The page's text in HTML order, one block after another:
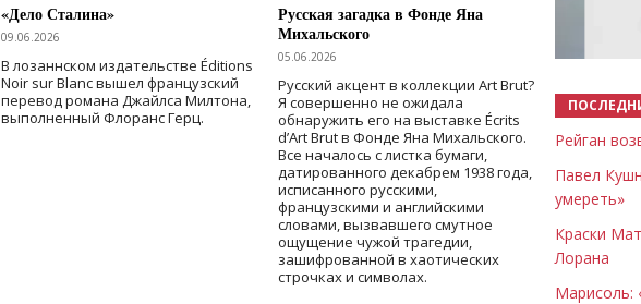
«Дело Сталина»
09.06.2026
В лозаннском издательстве Éditions
Noir sur Blanc вышел французский
перевод романа Джайлса Милтона,
выполненный Флоранс Герц.
Русская загадка в Фонде Яна
Михальского
05.06.2026
Русский акцент в коллекции Art Brut?
Я совершенно не ожидала
обнаружить его на выставке Écrits
d’Art Brut в Фонде Яна Михальского.
Все началось с листка бумаги,
датированного декабрем 1938 года,
исписанного русскими,
французскими и английскими
словами, вызвавшего смутное
ощущение чужой трагедии,
зашифрованной в хаотических
строчках и символах.
Рейган
Павел
умереть»
Краски
Лорана
Марисоль: